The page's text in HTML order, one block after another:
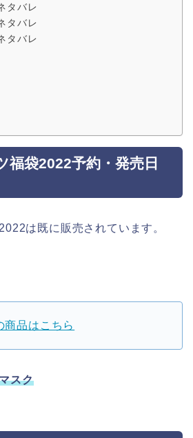
タバレ
タバレ
タバレ
福袋2022予約・発売日
は既に販売されています。
商品はこちら
スク